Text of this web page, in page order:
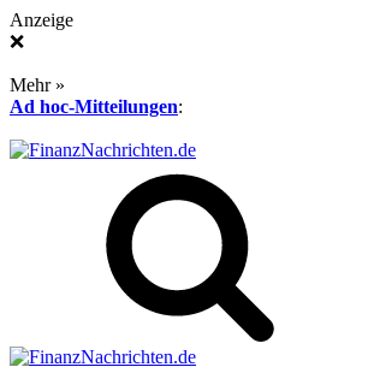
Anzeige
❌
Mehr »
Ad hoc-Mitteilungen: